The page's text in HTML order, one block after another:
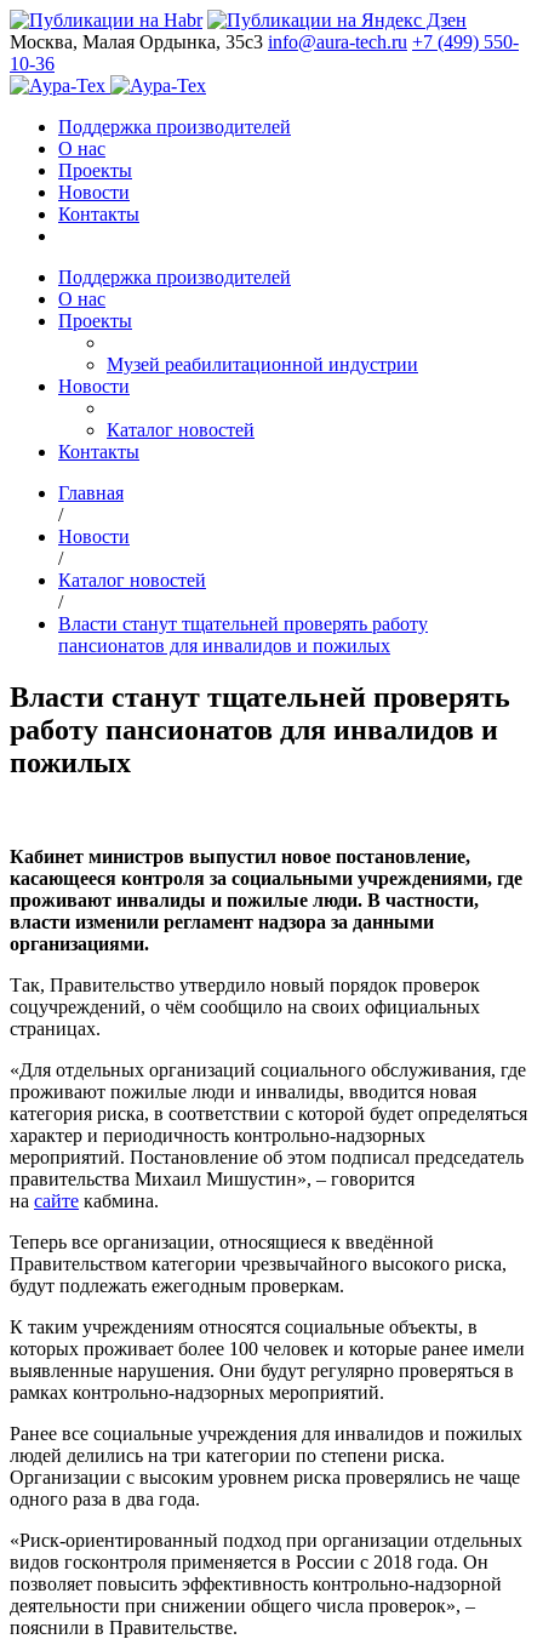
Москва, Малая Ордынка, 35с3 info@aura-tech.ru +7 (499) 550-
10-36
Поддержка производителей
О нас
Проекты
Новости
Контакты
Поддержка производителей
О нас
Проекты
Музей реабилитационной индустрии
Новости
Каталог новостей
Контакты
Главная
/
Новости
/
Каталог новостей
/
Власти станут тщательней проверять работу
пансионатов для инвалидов и пожилых
Власти станут тщательней проверять
работу пансионатов для инвалидов и
пожилых
Кабинет министров выпустил новое постановление,
касающееся контроля за социальными учреждениями, где
проживают инвалиды и пожилые люди. В частности,
власти изменили регламент надзора за данными
организациями.
Так, Правительство утвердило новый порядок проверок
соцучреждений, о чём сообщило на своих официальных
страницах.
«Для отдельных организаций социального обслуживания, где
проживают пожилые люди и инвалиды, вводится новая
категория риска, в соответствии с которой будет определяться
характер и периодичность контрольно-надзорных
мероприятий. Постановление об этом подписал председатель
правительства Михаил Мишустин», – говорится
на сайте кабмина.
Теперь все организации, относящиеся к введённой
Правительством категории чрезвычайного высокого риска,
будут подлежать ежегодным проверкам.
К таким учреждениям относятся социальные объекты, в
которых проживает более 100 человек и которые ранее имели
выявленные нарушения. Они будут регулярно проверяться в
рамках контрольно-надзорных мероприятий.
Ранее все социальные учреждения для инвалидов и пожилых
людей делились на три категории по степени риска.
Организации с высоким уровнем риска проверялись не чаще
одного раза в два года.
«Риск-ориентированный подход при организации отдельных
видов госконтроля применяется в России с 2018 года. Он
позволяет повысить эффективность контрольно-надзорной
деятельности при снижении общего числа проверок», –
пояснили в Правительстве.